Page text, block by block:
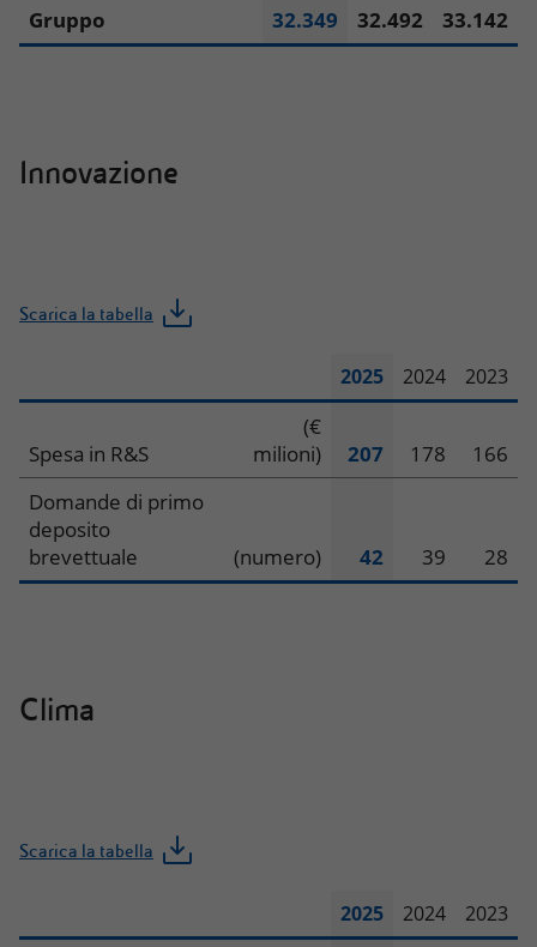
Gruppo
32.349 32.492 33.142
Innovazione
Scarica la tabella
2025 2024 2023
Spesa in R&S
(€
milioni)
207 178
166
Domande di primo
deposito
brevettuale
(numero) 42 39 28
Clima
Scarica la tabella
2025 2024 2023